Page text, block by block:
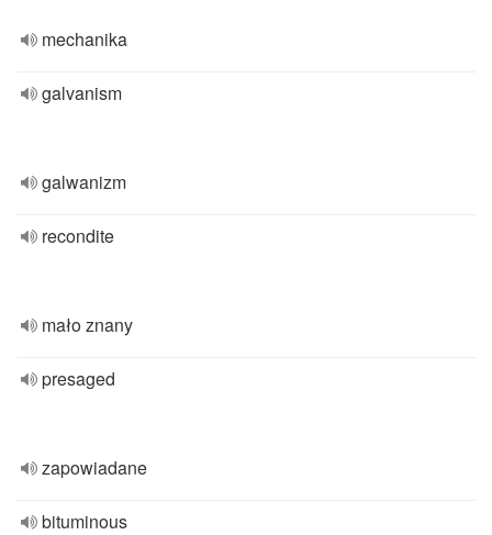
mechanika
galvanism
galwanizm
recondite
mało znany
presaged
zapowiadane
bituminous